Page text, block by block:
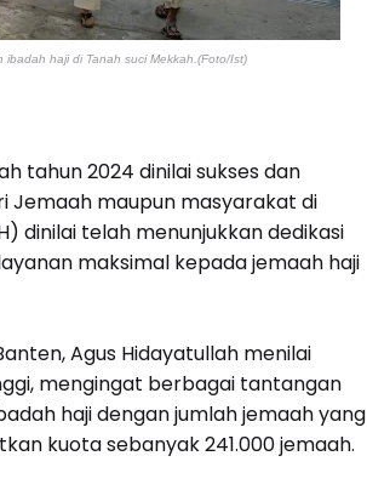
haji di Tanah suci Mekkah.(Foto/Ist)
tahun 2024 dinilai sukses dan
Jemaah maupun masyarakat di
dinilai telah menunjukkan dedikasi
maksimal kepada jemaah haji
Agus Hidayatullah menilai
mengingat berbagai tantangan
haji dengan jumlah jemaah yang
kuota sebanyak 241.000 jemaah.